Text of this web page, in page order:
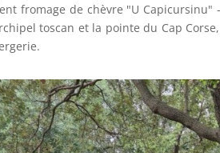
fromage de chèvre "U
toscan et la pointe du Cap